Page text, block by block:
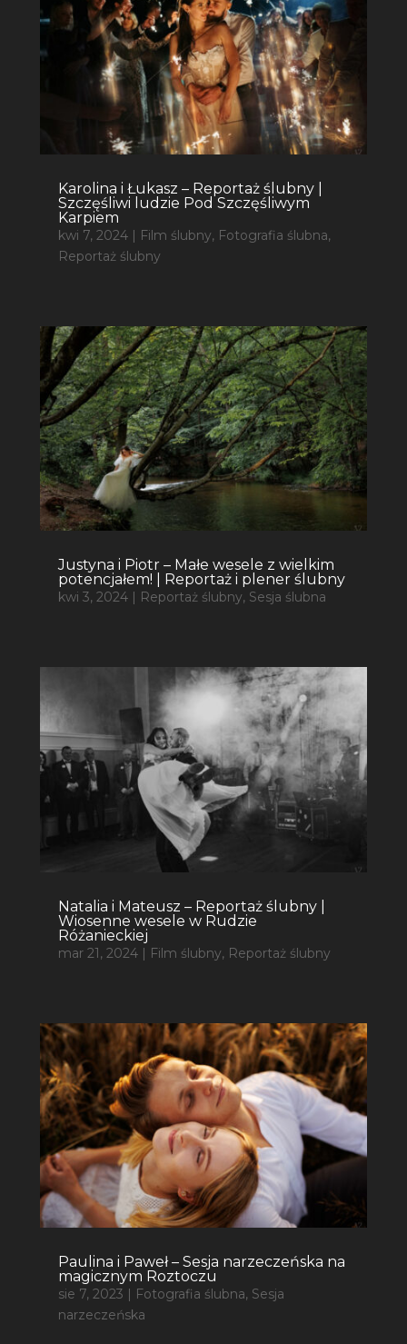
Karolina i Łukasz – Reportaż ślubny |
Szczęśliwi ludzie Pod Szczęśliwym
Karpiem
kwi 7, 2024| Film ślubny, Fotografia ślubna,
Reportaż ślubny
Justyna i Piotr – Małe wesele z wielkim
potencjałem! | Reportaż i plener ślubny
kwi 3, 2024| Reportaż ślubny, Sesja ślubna
Natalia i Mateusz – Reportaż ślubny |
Wiosenne wesele w Rudzie
Różanieckiej
mar 21, 2024| Film ślubny, Reportaż ślubny
Paulina i Paweł – Sesja narzeczeńska na
magicznym Roztoczu
sie 7, 2023 | Fotografia ślubna, Sesja
narzeczeńska